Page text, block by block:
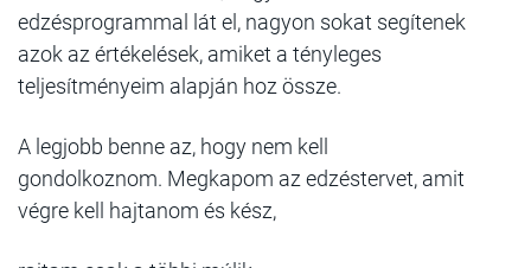
edzésprogrammal lát el, nagyon sokat segítenek
azok az értékelések, amiket a tényleges
teljesítményeim alapján hoz össze.
A legjobb benne az, hogy nem kell
gondolkoznom. Megkapom az edzéstervet, amit
végre kell hajtanom és kész,